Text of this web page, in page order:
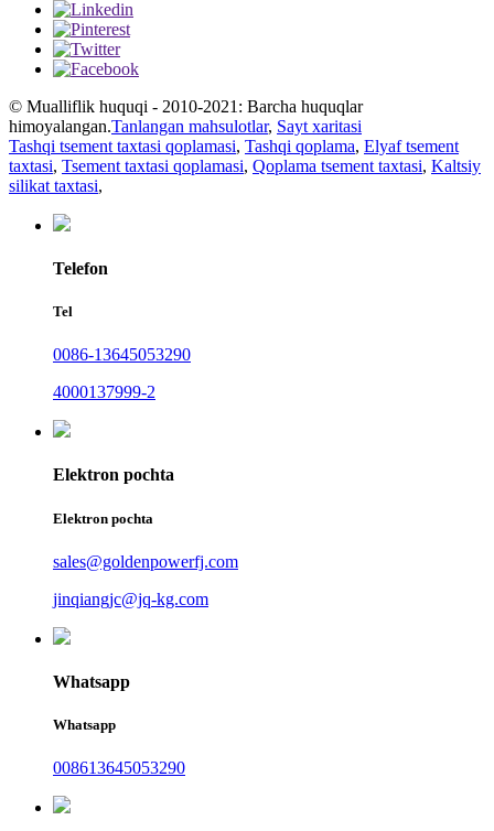
© Mualliflik huquqi - 2010-2021: Barcha huquqlar
himoyalangan.Tanlangan mahsulotlar, Sayt xaritasi
Tashqi tsement taxtasi qoplamasi, Tashqi qoplama, Elyaf tsement
taxtasi, Tsement taxtasi qoplamasi, Qoplama tsement taxtasi, Kaltsiy
silikat taxtasi,
Telefon
Tel
0086-13645053290
4000137999-2
Elektron pochta
Elektron pochta
sales@goldenpowerfj.com
jinqiangjc@jq-kg.com
Whatsapp
Whatsapp
008613645053290